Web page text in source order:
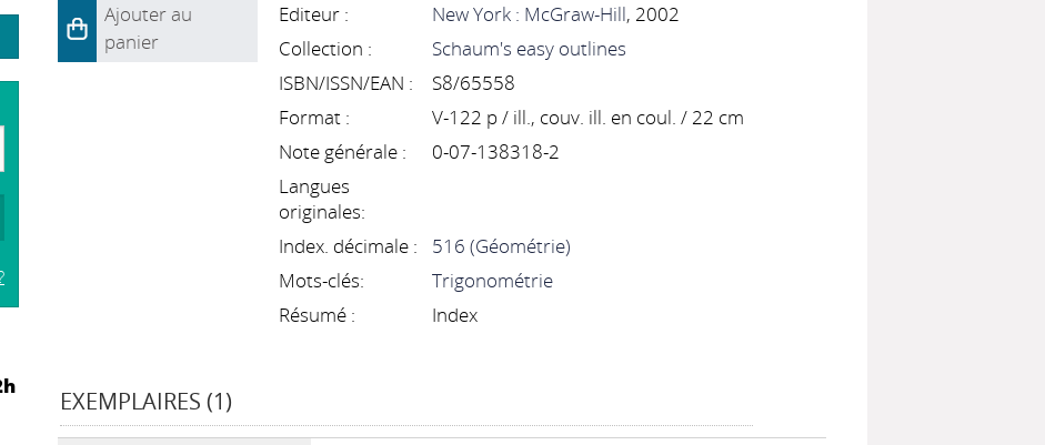
Ajouter au
panier
Editeur : New York : McGraw-Hill, 2002
Collection :
Schaum's easy outlines
ISBN/ISSN/EAN :
S8/65558
Format :
V-122 p / ill., couv. ill. en coul. / 22 cm
Note générale :
0-07-138318-2
Langues
originales:
Index. décimale :
516 (Géométrie)
Mots-clés:
Trigonométrie
Résumé :
Index
EXEMPLAIRES (1)